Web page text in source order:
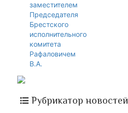
заместителем
Председателя
Брестского
исполнительного
комитета
Рафаловичем
В.А.
Рубрикатор новостей